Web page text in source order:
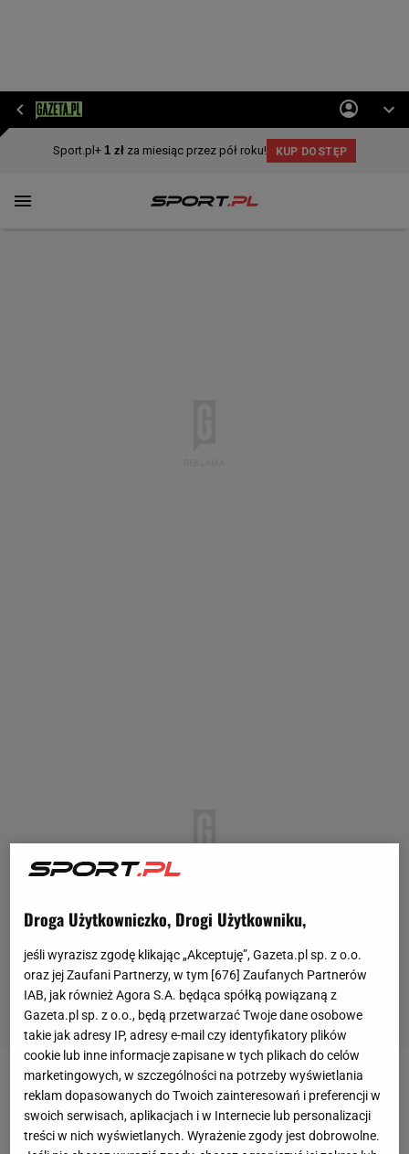
DEBATA
Abramowicz nie wytrzymała. Taki wpis tuż po
10 rano. "To żadna tajemnica"
Droga Użytkowniczko, Drogi Użytkowniku,
jeśli wyrazisz zgodę klikając „Akceptuję”, Gazeta.pl sp. z o.o.
oraz jej Zaufani Partnerzy, w tym [676] Zaufanych Partnerów
IAB, jak również Agora S.A. będąca spółką powiązaną z
Gazeta.pl sp. z o.o., będą przetwarzać Twoje dane osobowe
takie jak adresy IP, adresy e-mail czy identyfikatory plików
cookie lub inne informacje zapisane w tych plikach do celów
marketingowych, w szczególności na potrzeby wyświetlania
reklam dopasowanych do Twoich zainteresowań i preferencji w
swoich serwisach, aplikacjach i w Internecie lub personalizacji
treści w nich wyświetlanych. Wyrażenie zgody jest dobrowolne.